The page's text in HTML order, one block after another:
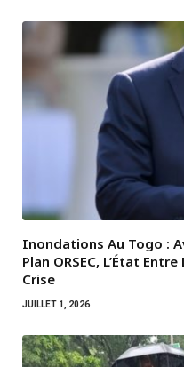
Inondations Au Togo :
Plan ORSEC, L’État
Crise
JUILLET 1, 2026